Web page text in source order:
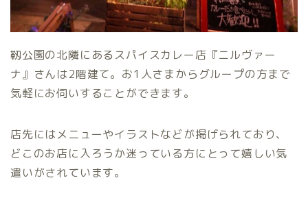
靱公園の北隣にあるスパイスカレー店『ニルヴァー
ナ』さんは2階建て。お1人さまからグループの方まで
気軽にお伺いすることができます。
店先にはメニューやイラストなどが掲げられており、
どこのお店に入ろうか迷っている方にとって嬉しい気
遣いがされています。